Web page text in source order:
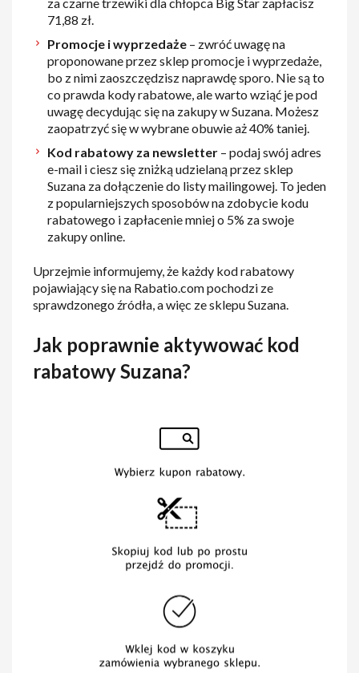
za czarne trzewiki dla chłopca Big Star zapłacisz
71,88 zł.
Promocje i wyprzedaże– zwróć uwagę na
proponowane przez sklep promocje i wyprzedaże,
bo z nimi zaoszczędzisz naprawdę sporo. Nie są to
co prawda kody rabatowe, ale warto wziąć je pod
uwagę decydując się na zakupy w Suzana. Możesz
zaopatrzyć się w wybrane obuwie aż 40% taniej.
Kod rabatowy za newsletter– podaj swój adres
e-mail i ciesz się zniżką udzielaną przez sklep
Suzana za dołączenie do listy mailingowej. To jeden
z popularniejszych sposobów na zdobycie kodu
rabatowego i zapłacenie mniej o 5% za swoje
zakupy online.
Uprzejmie informujemy, że każdy kod rabatowy
pojawiający się na Rabatio.com pochodzi ze
sprawdzonego źródła, a więc ze sklepu Suzana.
Jak poprawnie aktywować kod
rabatowy Suzana?